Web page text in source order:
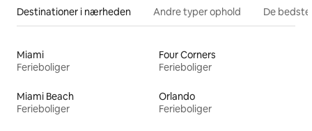
Destinationer i nærheden Andre typer ophold De
Miami
Ferieboliger
Four Corners
Ferieboliger
Miami Beach
Ferieboliger
Orlando
Ferieboliger